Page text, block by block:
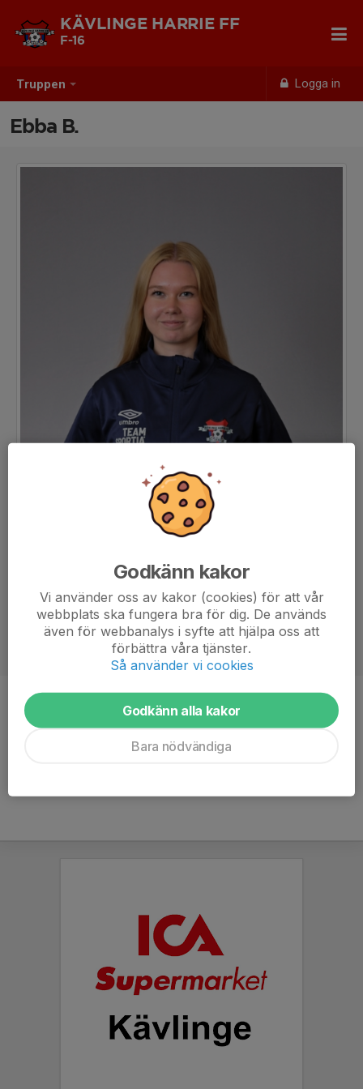
Truppen Logga in
KÄVLINGE HARRIE FF
F-16
Ebba B.
Titel
Tränare
Ålder
19 år
Godkänn kakor
Vi använder oss av kakor (cookies) för att vår
webbplats ska fungera bra för dig. De används
även för webbanalys i syfte att hjälpa oss att
förbättra våra tjänster.
Så använder vi cookies
Godkänn alla kakor
Bara nödvändiga